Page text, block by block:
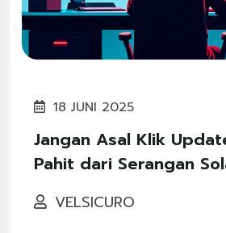
18 JUNI 2025
Jangan Asal Klik
Pahit dari Serangan
VELSICURO